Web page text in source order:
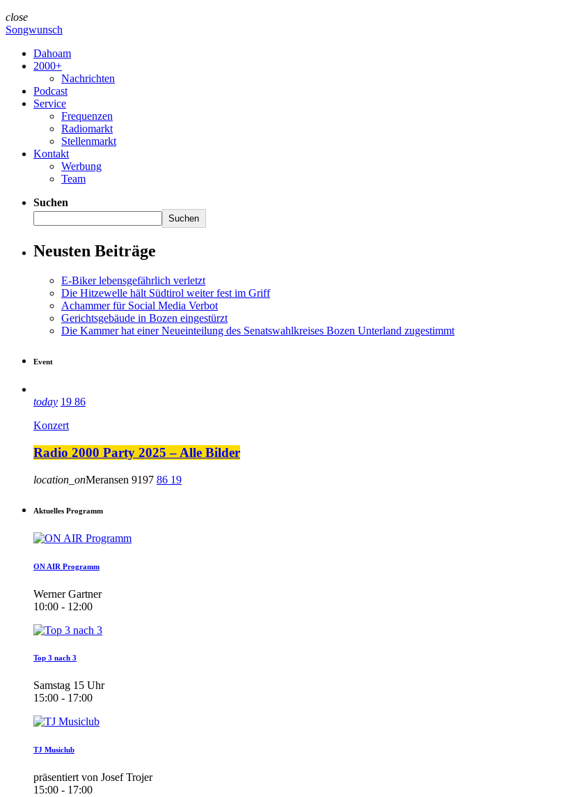
close
Songwunsch
Dahoam
2000+
Nachrichten
Podcast
Service
Frequenzen
Radiomarkt
Stellenmarkt
Kontakt
Werbung
Team
Suchen
Suchen
Neusten Beiträge
E-Biker lebensgefährlich verletzt
Die Hitzewelle hält Südtirol weiter fest im Griff
Achammer für Social Media Verbot
Gerichtsgebäude in Bozen eingestürzt
Die Kammer hat einer Neueinteilung des Senatswahlkreises Bozen Unterland zugestimmt
Event
today 19 86
Konzert
Radio 2000 Party 2025 – Alle Bilder
location_onMeransen 9197 86 19
Aktuelles Programm
ON AIR Programm
Werner Gartner
10:00 - 12:00
Top 3 nach 3
Samstag 15 Uhr
15:00 - 17:00
TJ Musiclub
präsentiert von Josef Trojer
15:00 - 17:00